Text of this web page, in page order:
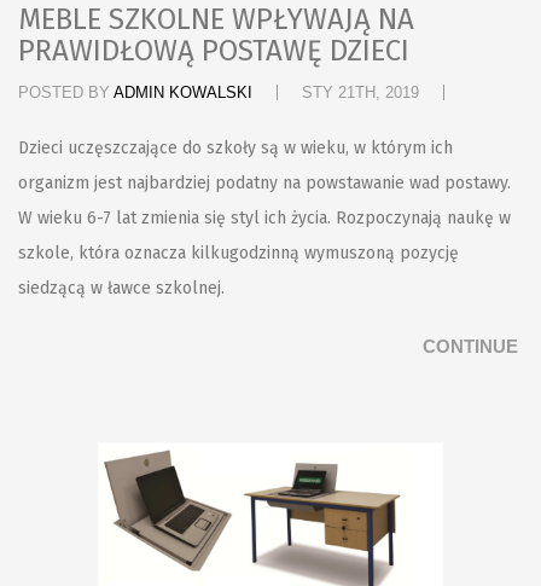
MEBLE SZKOLNE WPŁYWAJĄ NA
PRAWIDŁOWĄ POSTAWĘ DZIECI
POSTED BY ADMIN KOWALSKI STY 21TH, 2019
Dzieci uczęszczające do szkoły są w wieku, w którym ich
organizm jest najbardziej podatny na powstawanie wad postawy.
W wieku 6-7 lat zmienia się styl ich życia. Rozpoczynają naukę w
szkole, która oznacza kilkugodzinną wymuszoną pozycję
siedzącą w ławce szkolnej.
CONTINUE